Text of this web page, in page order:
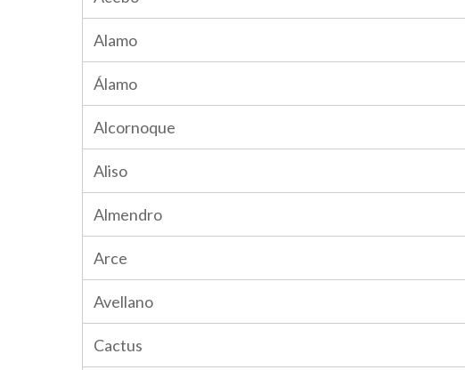
Alamo
Álamo
Alcornoque
Aliso
Almendro
Arce
Avellano
Cactus